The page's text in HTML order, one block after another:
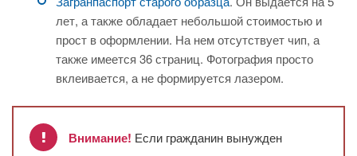
лет, а также обладает небольшой стоимостью и
прост в оформлении. На нем отсутствует чип, а
также имеется 36 страниц. Фотография просто
вклеивается, а не формируется лазером.
Внимание! Если гражданин вынужден